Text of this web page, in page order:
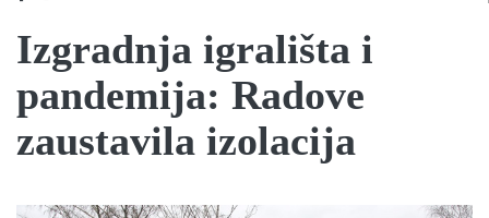
Izgradnja igrališta i
pandemija: Radove
zaustavila izolacija